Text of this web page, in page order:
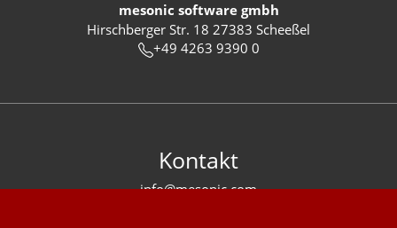
mesonic software gmbh
Hirschberger Str. 18 27383 Scheeßel
+49 4263 9390 0
Kontakt
info@mesonic.com